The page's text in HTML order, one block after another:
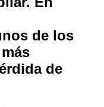
de los
de